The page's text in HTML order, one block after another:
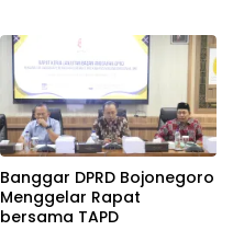
Banggar DPRD Bojonegoro
Menggelar Rapat
bersama TAPD